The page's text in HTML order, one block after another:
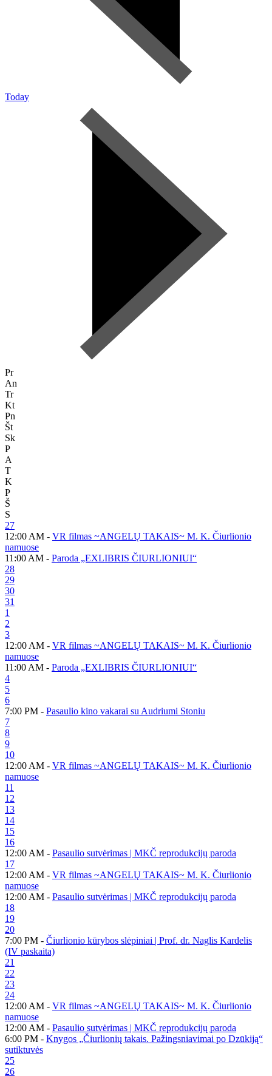
Today
Pr
An
Tr
Kt
Pn
Št
Sk
P
A
T
K
P
Š
S
27
12:00 AM - VR filmas ~ANGELŲ TAKAIS~ M. K. Čiurlionio
namuose
11:00 AM - Paroda „EXLIBRIS ČIURLIONIUI“
28
29
30
31
1
2
3
12:00 AM - VR filmas ~ANGELŲ TAKAIS~ M. K. Čiurlionio
namuose
11:00 AM - Paroda „EXLIBRIS ČIURLIONIUI“
4
5
6
7:00 PM - Pasaulio kino vakarai su Audriumi Stoniu
7
8
9
10
12:00 AM - VR filmas ~ANGELŲ TAKAIS~ M. K. Čiurlionio
namuose
11
12
13
14
15
16
12:00 AM - Pasaulio sutvėrimas | MKČ reprodukcijų paroda
17
12:00 AM - VR filmas ~ANGELŲ TAKAIS~ M. K. Čiurlionio
namuose
12:00 AM - Pasaulio sutvėrimas | MKČ reprodukcijų paroda
18
19
20
7:00 PM - Čiurlionio kūrybos slėpiniai | Prof. dr. Naglis Kardelis
(IV paskaita)
21
22
23
24
12:00 AM - VR filmas ~ANGELŲ TAKAIS~ M. K. Čiurlionio
namuose
12:00 AM - Pasaulio sutvėrimas | MKČ reprodukcijų paroda
6:00 PM - Knygos „Čiurlionių takais. Pažingsniavimai po Dzūkiją“
sutiktuvės
25
26